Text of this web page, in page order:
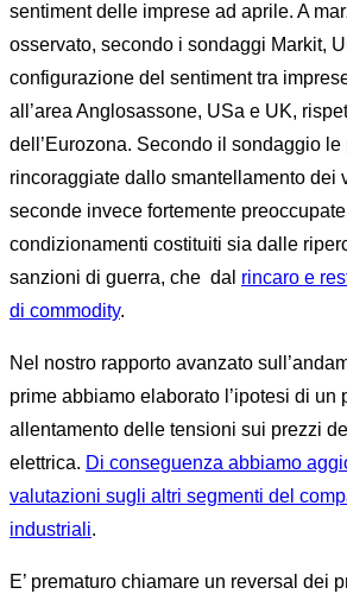
sentiment delle imprese ad aprile. A
osservato, secondo i sondaggi Markit,
configurazione del sentiment tra
all’area Anglosassone, USa e UK,
dell’Eurozona. Secondo il sondaggio
rincoraggiate dallo smantellamento dei
seconde invece fortemente
condizionamenti costituiti sia dalle
sanzioni di guerra, che dal rincaro e
di commodity.
Nel nostro rapporto avanzato
prime abbiamo elaborato l’ipotesi di un
allentamento delle tensioni sui prezzi
elettrica. Di conseguenza abbiamo
valutazioni sugli altri segmenti del
industriali.
E’ prematuro chiamare un reversal dei